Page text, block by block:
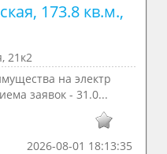
173.8 кв.м.,
21к2
на электр
заявок - 31.0...
2026-08-01 18:13:35